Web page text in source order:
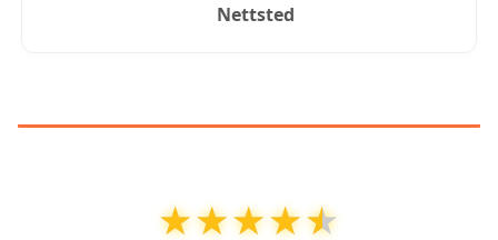
Nettsted
★★★★★
★★★★★